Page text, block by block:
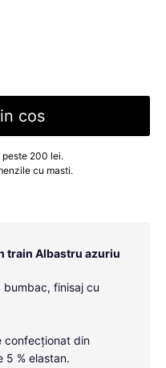
cos
peste 200 lei.
cu masti.
train Albastru azuriu
bumbac, finisaj cu
confecționat din
5 % elastan.